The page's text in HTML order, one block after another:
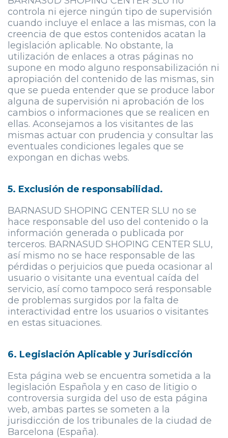
controla ni ejerce ningún tipo de supervisión
cuando incluye el enlace a las mismas, con la
creencia de que estos contenidos acatan la
legislación aplicable. No obstante, la
utilización de enlaces a otras páginas no
supone en modo alguno responsabilización ni
apropiación del contenido de las mismas, sin
que se pueda entender que se produce labor
alguna de supervisión ni aprobación de los
cambios o informaciones que se realicen en
ellas. Aconsejamos a los visitantes de las
mismas actuar con prudencia y consultar las
eventuales condiciones legales que se
expongan en dichas webs.
5. Exclusión de responsabilidad.
BARNASUD SHOPING CENTER SLU no se
hace responsable del uso del contenido o la
información generada o publicada por
terceros. BARNASUD SHOPING CENTER SLU,
así mismo no se hace responsable de las
pérdidas o perjuicios que pueda ocasionar al
usuario o visitante una eventual caída del
servicio, así como tampoco será responsable
de problemas surgidos por la falta de
interactividad entre los usuarios o visitantes
en estas situaciones.
6. Legislación Aplicable y Jurisdicción
Esta página web se encuentra sometida a la
legislación Española y en caso de litigio o
controversia surgida del uso de esta página
web, ambas partes se someten a la
jurisdicción de los tribunales de la ciudad de
Barcelona (España).